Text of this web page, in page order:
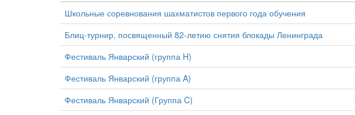
Школьные соревнования шахматистов первого года обучения
Блиц-турнир, посвященный 82-летию снятия блокады Ленинграда
Фестиваль Январский (группа H)
Фестиваль Январский (группа A)
Фестиваль Январский (Группа C)